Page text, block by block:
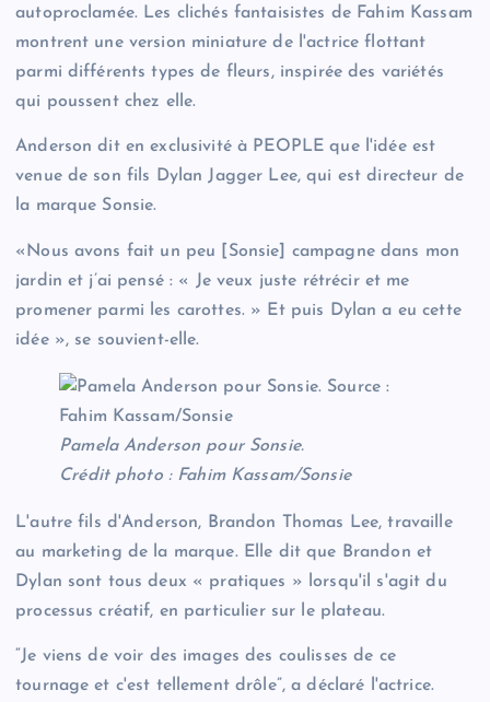
autoproclamée. Les clichés fantaisistes de Fahim Kassam
montrent une version miniature de l'actrice flottant
parmi différents types de fleurs, inspirée des variétés
qui poussent chez elle.
Anderson dit en exclusivité à PEOPLE que l'idée est
venue de son fils Dylan Jagger Lee, qui est directeur de
la marque Sonsie.
«Nous avons fait un peu [Sonsie] campagne dans mon
jardin et j’ai pensé : « Je veux juste rétrécir et me
promener parmi les carottes. » Et puis Dylan a eu cette
idée », se souvient-elle.
Pamela Anderson pour Sonsie.
Crédit photo : Fahim Kassam/Sonsie
L'autre fils d'Anderson, Brandon Thomas Lee, travaille
au marketing de la marque. Elle dit que Brandon et
Dylan sont tous deux « pratiques » lorsqu'il s'agit du
processus créatif, en particulier sur le plateau.
“Je viens de voir des images des coulisses de ce
tournage et c'est tellement drôle”, a déclaré l'actrice.